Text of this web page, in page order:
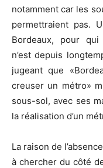
notamment car les
permettraient pas.
Bordeaux, pour qui
n’est depuis
jugeant que
creuser un métro»
sous-sol, avec ses
la réalisation d’un
La raison de
à chercher du côté